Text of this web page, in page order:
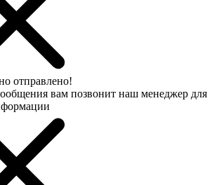
отправлено!
вам позвонит наш менеджер для